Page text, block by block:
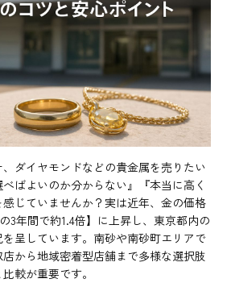
、ダイヤモンドなどの貴金属を売りたい
ばよいのか分からない』『本当に高く
じていませんか？実は近年、金の価格
3年間で約1.4倍】に上昇し、東京都内の
呈しています。南砂や南砂町エリアで
から地域密着型店舗まで多様な選択肢
較が重要です。